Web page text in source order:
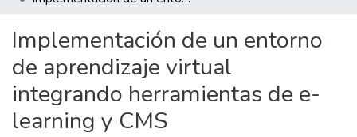
Implementación de un entorno
de aprendizaje virtual
integrando herramientas de e-
learning y CMS